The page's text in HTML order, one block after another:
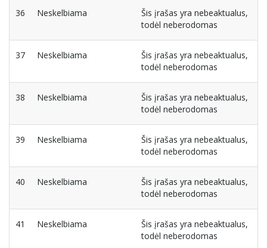
36 Neskelbiama
Šis įrašas yra nebeaktualus,
todėl neberodomas
37 Neskelbiama
Šis įrašas yra nebeaktualus,
todėl neberodomas
38 Neskelbiama
Šis įrašas yra nebeaktualus,
todėl neberodomas
39 Neskelbiama
Šis įrašas yra nebeaktualus,
todėl neberodomas
40 Neskelbiama
Šis įrašas yra nebeaktualus,
todėl neberodomas
41 Neskelbiama
Šis įrašas yra nebeaktualus,
todėl neberodomas